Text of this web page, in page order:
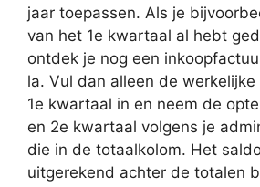
jaar toepassen. Als je
van het 1e kwartaal al hebt
ontdek je nog een
la. Vul dan alleen de
1e kwartaal in en neem de
en 2e kwartaal volgens je
die in de totaalkolom. Het
uitgerekend achter de totalen